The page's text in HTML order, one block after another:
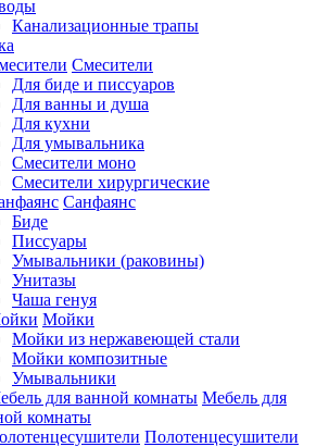
Канализационные трапы
Смесители
Для биде и писсуаров
Для ванны и душа
Для кухни
Для умывальника
Смесители моно
Смесители хирургические
Санфаянс
Биде
Писсуары
Умывальники (раковины)
Унитазы
Чаша генуя
Мойки
Мойки из нержавеющей стали
Мойки композитные
Умывальники
Мебель для
комнаты
Полотенцесушители